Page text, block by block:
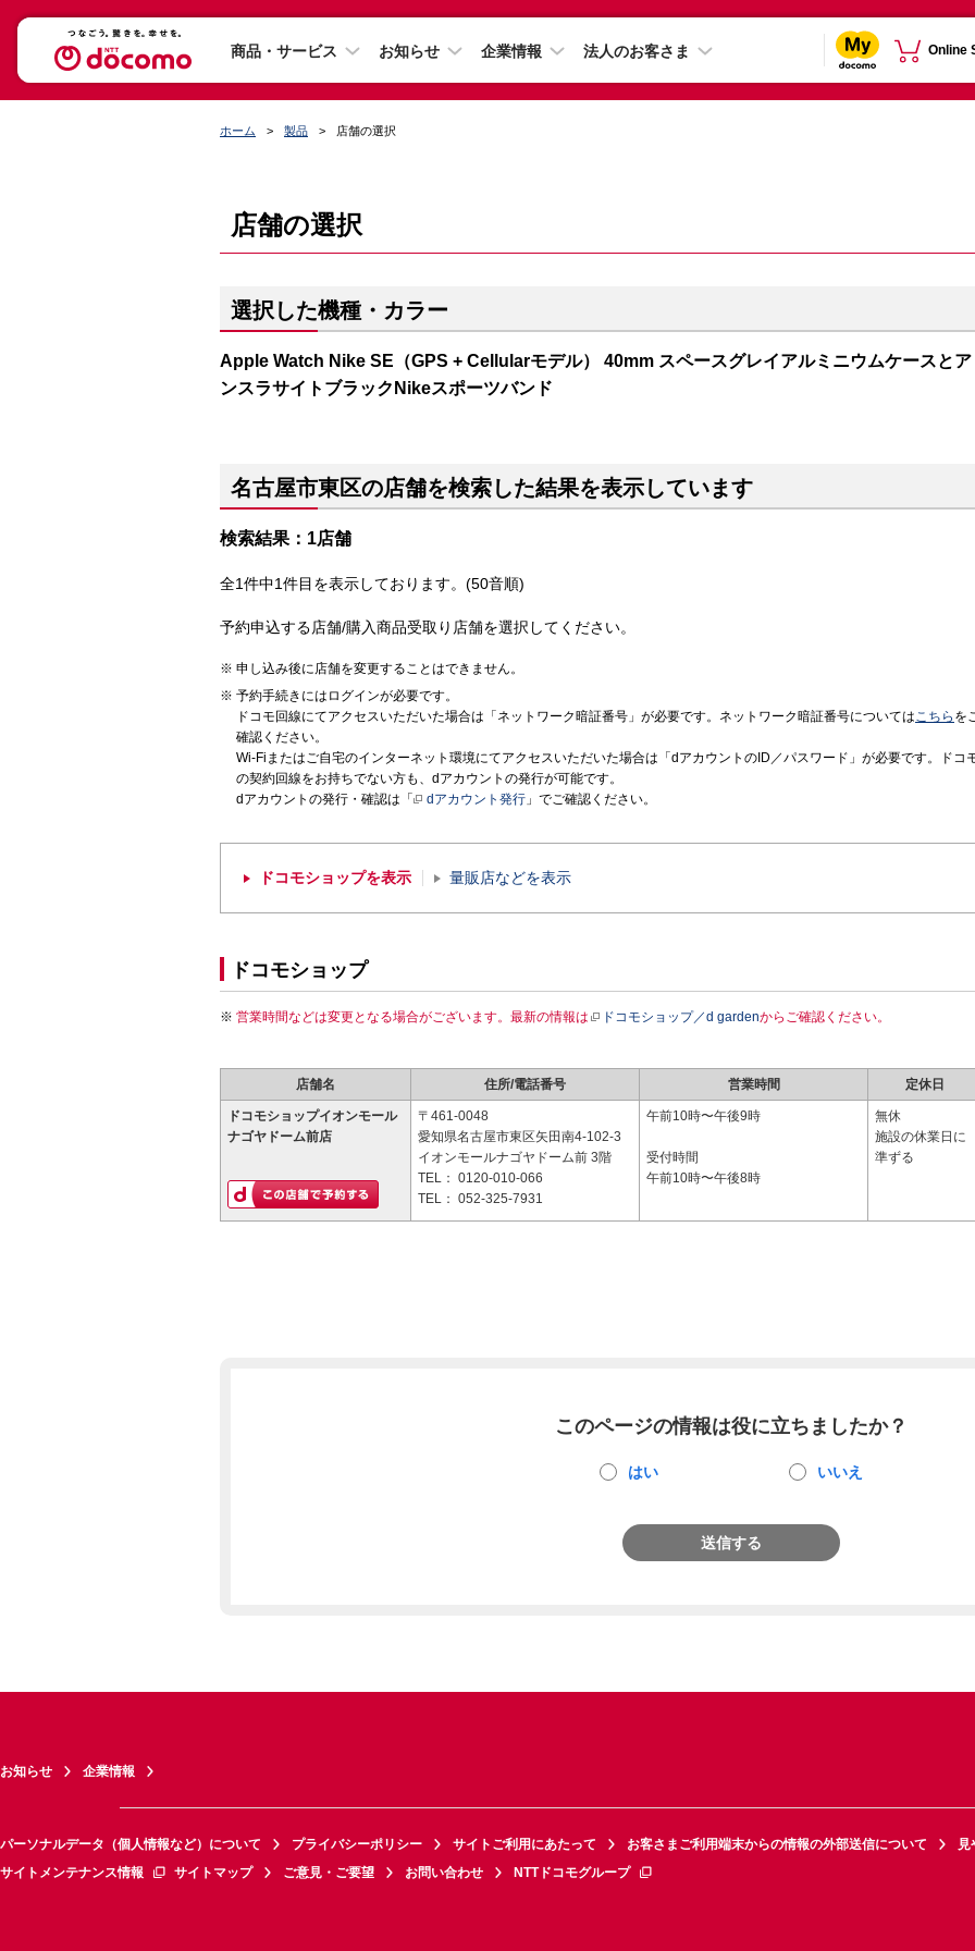
商品・サービス お知らせ 企業情報 法人のお客さま Online
ホーム 製品 店舗の選択
店舗の選択
選択した機種・カラー
Apple Watch Nike SE（GPS + Cellularモデル） 40mm スペースグレイアルミニウムケースとア
ンスラサイトブラックNikeスポーツバンド
名古屋市東区の店舗を検索した結果を表示しています
検索結果：1店舗
全1件中1件目を表示しております。(50音順)
予約申込する店舗/購入商品受取り店舗を選択してください。
申し込み後に店舗を変更することはできません。
予約手続きにはログインが必要です。
ドコモ回線にてアクセスいただいた場合は「ネットワーク暗証番号」が必要です。ネットワーク暗証番号についてはこちら を
確認ください。
Wi-Fiまたはご自宅のインターネット環境にてアクセスいただいた場合は「dアカウントのID／パスワード」が必要です。ドコ
の契約回線をお持ちでない方も、dアカウントの発行が可能です。
dアカウントの発行・確認は「
dアカウント発行 」でご確認ください。
ドコモショップを表示 量販店などを表示
ドコモショップ
営業時間などは変更となる場合がございます。最新の情報は ドコモショップ／d gardenからご確認ください。
店舗名 住所/電話番号 営業時間 定休日
ドコモショップイオンモール
ナゴヤドーム前店
〒461-0048
愛知県名古屋市東区矢田南4-102-3
イオンモールナゴヤドーム前 3階
TEL： 0120-010-066
TEL： 052-325-7931
午前10時〜午後9時
受付時間
午前10時〜午後8時
無休
施設の休業日に
準ずる
このページの情報は役に立ちましたか？
はい いいえ
送信する
お知らせ 企業情報
パーソナルデータ（個人情報など）について プライバシーポリシー サイトご利用にあたって お客さまご利用端末からの情報の外部送信について
見
サイトメンテナンス情報
サイトマップ ご意見・ご要望 お問い合わせ NTTドコモグループ